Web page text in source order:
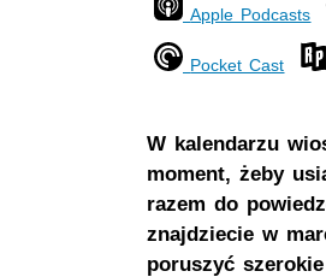
Apple Podcasts
Pocket Cast
W kalendarzu
moment, żeby
razem do
znajdziecie w
poruszyć